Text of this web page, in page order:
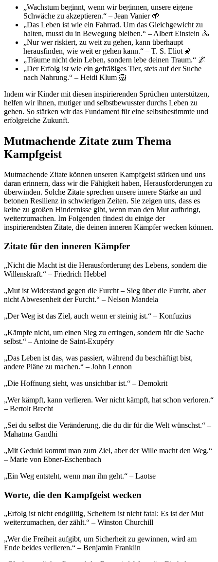
„Wachstum beginnt, wenn wir beginnen, unsere eigene
Schwäche zu akzeptieren.“ – Jean Vanier 🌱
„Das Leben ist wie ein Fahrrad. Um das Gleichgewicht zu
halten, musst du in Bewegung bleiben.“ – Albert Einstein 🚴
„Nur wer riskiert, zu weit zu gehen, kann überhaupt
herausfinden, wie weit er gehen kann.“ – T. S. Eliot 🌠
„Träume nicht dein Leben, sondern lebe deinen Traum.“ 🌌
„Der Erfolg ist wie ein gefräßiges Tier, stets auf der Suche
nach Nahrung.“ – Heidi Klum 🦁
Indem wir Kinder mit diesen inspirierenden Sprüchen unterstützen,
helfen wir ihnen, mutiger und selbstbewusster durchs Leben zu
gehen. So stärken wir das Fundament für eine selbstbestimmte und
erfolgreiche Zukunft.
Mutmachende Zitate zum Thema
Kampfgeist
Mutmachende Zitate können unseren Kampfgeist stärken und uns
daran erinnern, dass wir die Fähigkeit haben, Herausforderungen zu
überwinden. Solche Zitate sprechen unsere innere Stärke an und
betonen Resilienz in schwierigen Zeiten. Sie zeigen uns, dass es
keine zu großen Hindernisse gibt, wenn man den Mut aufbringt,
weiterzumachen. Im Folgenden findest du einige der
inspirierendsten Zitate, die deinen inneren Kämpfer wecken können.
Zitate für den inneren Kämpfer
„Nicht die Macht ist die Herausforderung des Lebens, sondern die
Willenskraft.“ – Friedrich Hebbel
„Mut ist Widerstand gegen die Furcht – Sieg über die Furcht, aber
nicht Abwesenheit der Furcht.“ – Nelson Mandela
„Der Weg ist das Ziel, auch wenn er steinig ist.“ – Konfuzius
„Kämpfe nicht, um einen Sieg zu erringen, sondern für die Sache
selbst.“ – Antoine de Saint-Exupéry
„Das Leben ist das, was passiert, während du beschäftigt bist,
andere Pläne zu machen.“ – John Lennon
„Die Hoffnung sieht, was unsichtbar ist.“ – Demokrit
„Wer kämpft, kann verlieren. Wer nicht kämpft, hat schon verloren.“
– Bertolt Brecht
„Sei du selbst die Veränderung, die du dir für die Welt wünschst.“ –
Mahatma Gandhi
„Mit Geduld kommt man zum Ziel, aber der Wille macht den Weg.“
– Marie von Ebner-Eschenbach
„Ein Weg entsteht, wenn man ihn geht.“ – Laotse
Worte, die den Kampfgeist wecken
„Erfolg ist nicht endgültig, Scheitern ist nicht fatal: Es ist der Mut
weiterzumachen, der zählt.“ – Winston Churchill
„Wer die Freiheit aufgibt, um Sicherheit zu gewinnen, wird am
Ende beides verlieren.“ – Benjamin Franklin